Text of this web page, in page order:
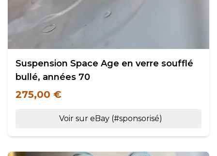
Suspension Space Age en verre soufflé
bullé, années 70
275,00 €
Voir sur eBay (#sponsorisé)